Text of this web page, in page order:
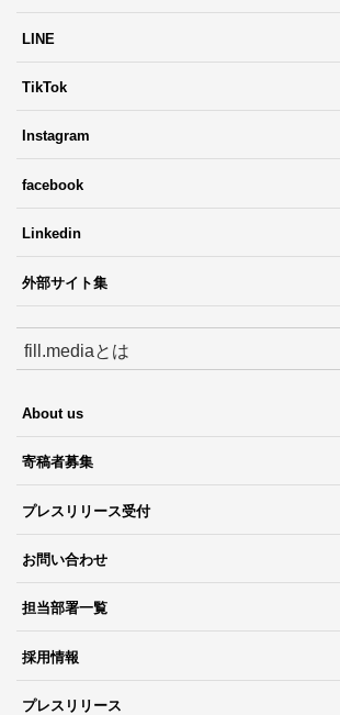
LINE
TikTok
Instagram
facebook
Linkedin
外部サイト集
fill.mediaとは
About us
寄稿者募集
プレスリリース受付
お問い合わせ
担当部署一覧
採用情報
プレスリリース